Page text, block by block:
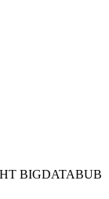
BIGDATABUB